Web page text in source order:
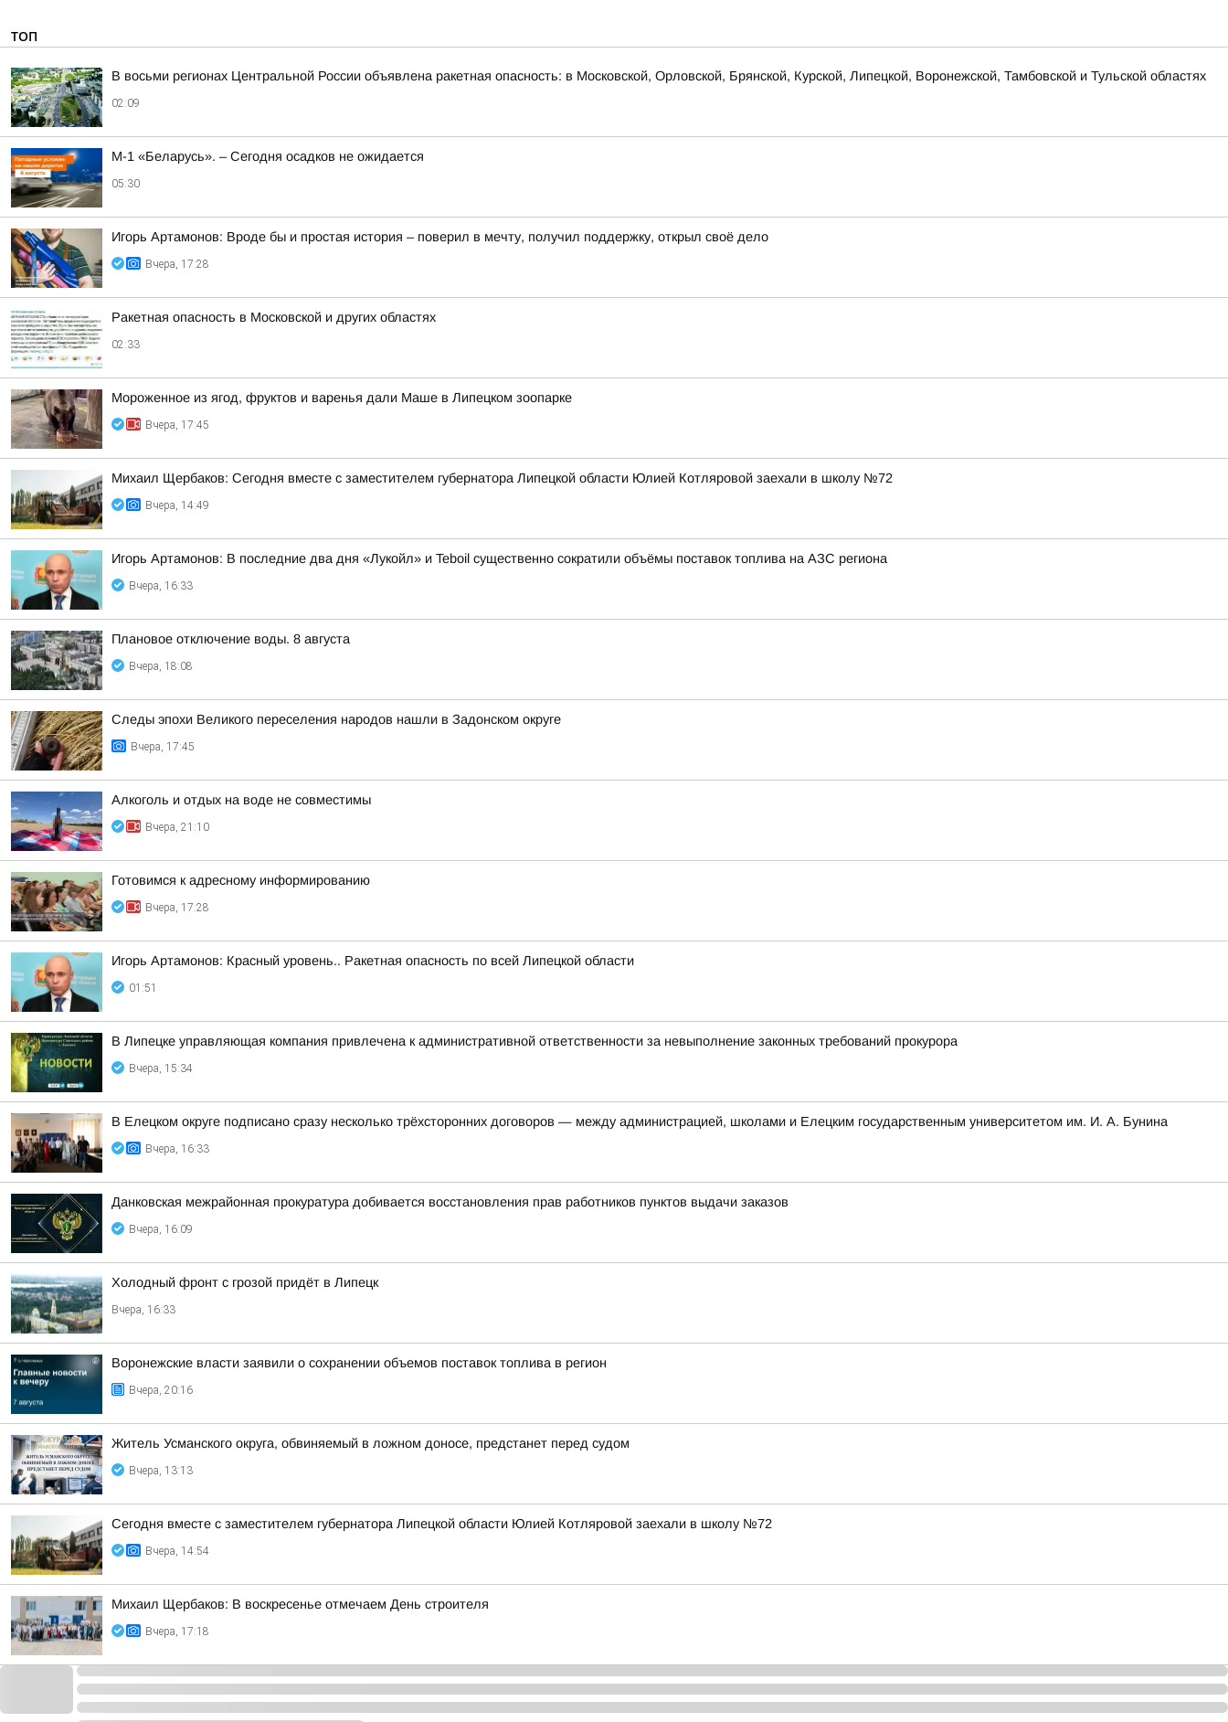
ТОП
В восьми регионах Центральной России объявлена ракетная опасность: в Московской, Орловской, Брянской, Курской, Липецкой, Воронежской, Тамбовской и Тульской областях
02:09
М-1 «Беларусь». – Сегодня осадков не ожидается
05:30
Игорь Артамонов: Вроде бы и простая история – поверил в мечту, получил поддержку, открыл своё дело
Вчера, 17:28
Ракетная опасность в Московской и других областях
02:33
Мороженное из ягод, фруктов и варенья дали Маше в Липецком зоопарке
Вчера, 17:45
Михаил Щербаков: Сегодня вместе с заместителем губернатора Липецкой области Юлией Котляровой заехали в школу №72
Вчера, 14:49
Игорь Артамонов: В последние два дня «Лукойл» и Teboil существенно сократили объёмы поставок топлива на АЗС региона
Вчера, 16:33
Плановое отключение воды. 8 августа
Вчера, 18:08
Следы эпохи Великого переселения народов нашли в Задонском округе
Вчера, 17:45
Алкоголь и отдых на воде не совместимы
Вчера, 21:10
Готовимся к адресному информированию
Вчера, 17:28
Игорь Артамонов: Красный уровень.. Ракетная опасность по всей Липецкой области
01:51
В Липецке управляющая компания привлечена к административной ответственности за невыполнение законных требований прокурора
Вчера, 15:34
В Елецком округе подписано сразу несколько трёхсторонних договоров — между администрацией, школами и Елецким государственным университетом им. И. А. Бунина
Вчера, 16:33
Данковская межрайонная прокуратура добивается восстановления прав работников пунктов выдачи заказов
Вчера, 16:09
Холодный фронт с грозой придёт в Липецк
Вчера, 16:33
Воронежские власти заявили о сохранении объемов поставок топлива в регион
Вчера, 20:16
Житель Усманского округа, обвиняемый в ложном доносе, предстанет перед судом
Вчера, 13:13
Сегодня вместе с заместителем губернатора Липецкой области Юлией Котляровой заехали в школу №72
Вчера, 14:54
Михаил Щербаков: В воскресенье отмечаем День строителя
Вчера, 17:18